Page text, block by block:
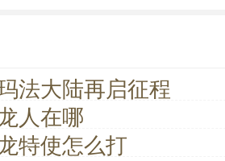
法大陆再启征程
人在哪
特使怎么打